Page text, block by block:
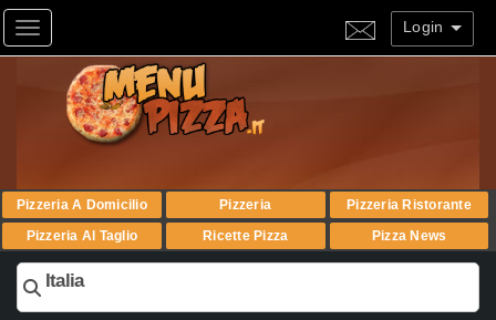
Toggle navigation Login
Pizzeria A Domicilio Pizzeria
Pizzeria Ristorante
Pizzeria Al Taglio
Ricette Pizza Pizza News
Italia